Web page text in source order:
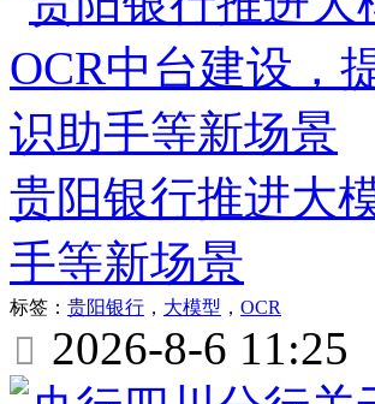
贵阳银行推进大
手等新场景
标签： 贵阳银行 ， 大模型 ， OCR
 2026-8-6 11:25